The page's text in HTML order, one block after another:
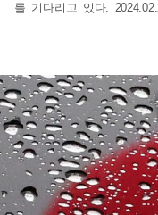
를 기다리고 있다.